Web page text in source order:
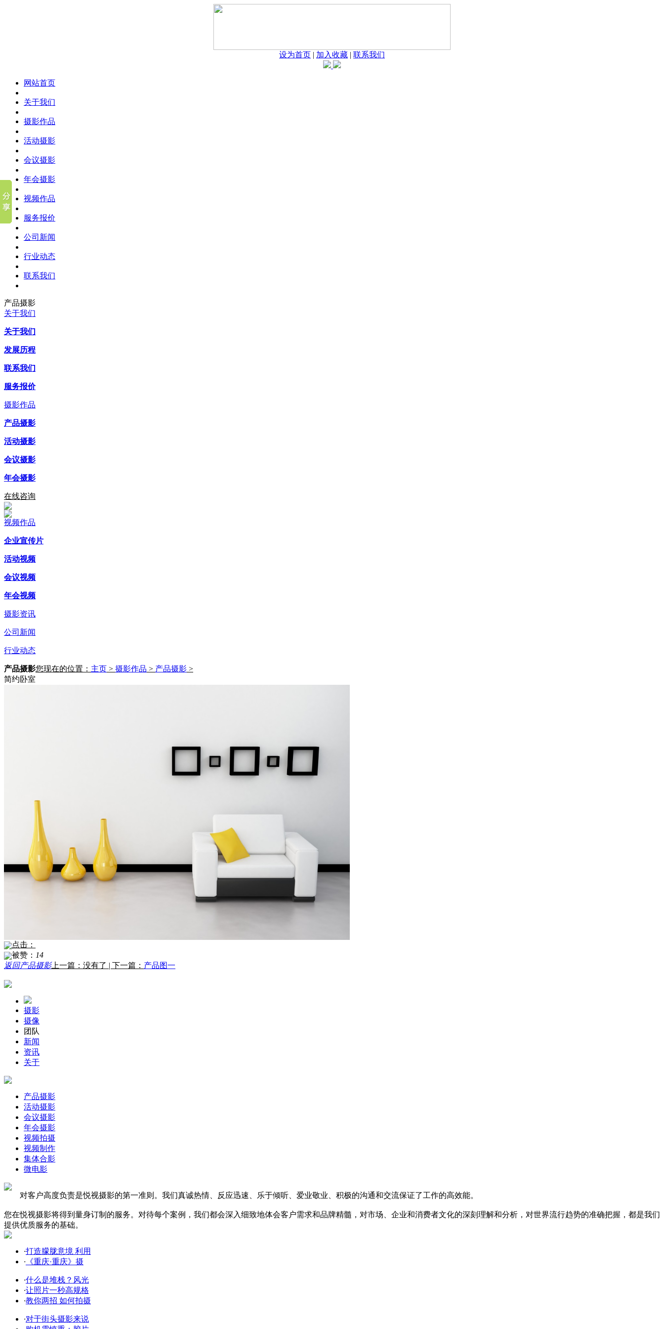
设为首页 | 加入收藏 | 联系我们
网站首页
关于我们
摄影作品
活动摄影
会议摄影
年会摄影
视频作品
服务报价
公司新闻
行业动态
联系我们
产品摄影
关于我们
关于我们
发展历程
联系我们
服务报价
摄影作品
产品摄影
活动摄影
会议摄影
年会摄影
在线咨询
视频作品
企业宣传片
活动视频
会议视频
年会视频
摄影资讯
公司新闻
行业动态
产品摄影您现在的位置： 主页 > 摄影作品 > 产品摄影 >
简约卧室
点击：
被赞： 14
返回产品摄影上一篇：没有了 | 下一篇： 产品图一
摄影
摄像
团队
新闻
资讯
关于
产品摄影
活动摄影
会议摄影
年会摄影
视频拍摄
视频制作
集体合影
微电影
对客户高度负责是悦视摄影的第一准则。我们真诚热情、反应迅速、乐于倾听、爱业敬业、积极的沟通和交流保证了工作的高效能。
您在悦视摄影将得到量身订制的服务。对待每个案例，我们都会深入细致地体会客户需求和品牌精髓，对市场、企业和消费者文化的深刻理解和分析，对世界流行趋势的准确把握，都是我们
提供优质服务的基础。
·打造朦胧意境 利用
· 《重庆·重庆》摄
·什么是堆栈？风光
·让照片一秒高规格
·教你两招 如何拍摄
·对于街头摄影来说